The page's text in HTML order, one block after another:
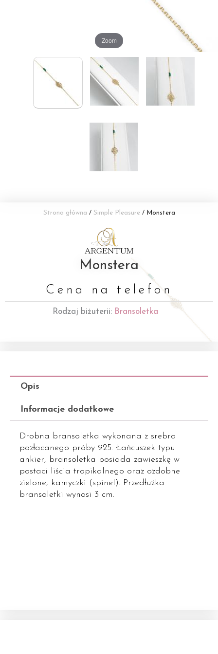
Zoom
Strona główna / Simple Pleasure/ Monstera
Monstera
Cena na telefon
Rodzaj biżuterii: Bransoletka
Opis
Informacje dodatkowe
Drobna bransoletka wykonana z srebra
pozłacanego próby 925. Łańcuszek typu
ankier, bransoletka posiada zawieszkę w
postaci liścia tropikalnego oraz ozdobne
zielone, kamyczki (spinel). Przedłużka
bransoletki wynosi 3 cm.